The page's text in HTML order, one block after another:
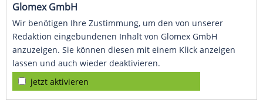
Glomex GmbH
Wir benötigen Ihre Zustimmung, um den von unserer
Redaktion eingebundenen Inhalt von Glomex GmbH
anzuzeigen. Sie können diesen mit einem Klick anzeigen
lassen und auch wieder deaktivieren.
jetzt aktivieren